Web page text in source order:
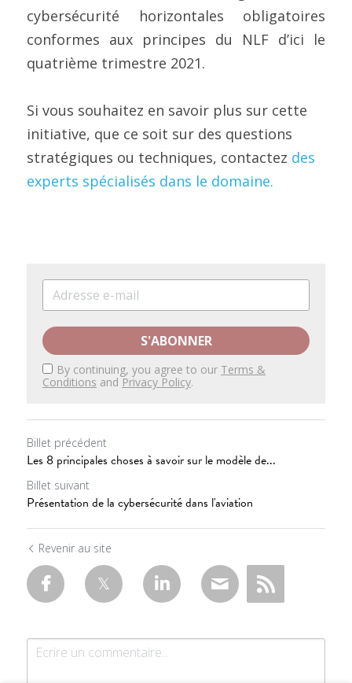
cybersécurité horizontales obligatoires
conformes aux principes du NLF d’ici le
quatrième trimestre 2021.
Si vous souhaitez en savoir plus sur cette
initiative, que ce soit sur des questions
stratégiques ou techniques, contactez des
experts spécialisés dans le domaine.
S'ABONNER
By continuing, you agree to our Terms &
Conditions andPrivacy Policy.
Billet précédent
Les 8 principales choses à savoir sur le modèle de...
Billet suivant
Présentation de la cybersécurité dans l'aviation
Revenir au site